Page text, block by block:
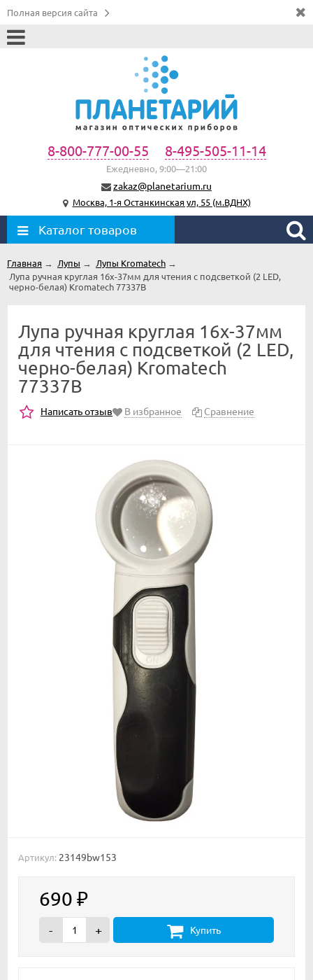
Полная версия сайта
8-800-777-00-55 8-495-505-11-14
Ежедневно, 9:00—21:00
zakaz@planetarium.ru
Москва, 1-я Останкинская ул, 55 (м.ВДНХ)
Каталог товаров
Главная → Лупы → Лупы Kromatech →
Лупа ручная круглая 16x-37мм для чтения с подсветкой (2 LED,
черно-белая) Kromatech 77337B
Лупа ручная круглая 16x-37мм
для чтения с подсветкой (2 LED,
черно-белая) Kromatech
77337B
Написать отзыв В избранное Сравнение
Артикул: 23149bw153
690 ₽
- + Купить